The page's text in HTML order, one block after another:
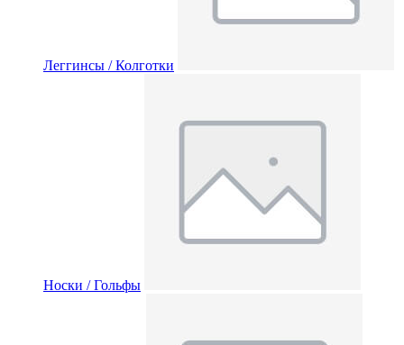
Леггинсы / Колготки
Носки / Гольфы